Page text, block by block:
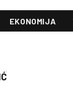
EKONOMIJA